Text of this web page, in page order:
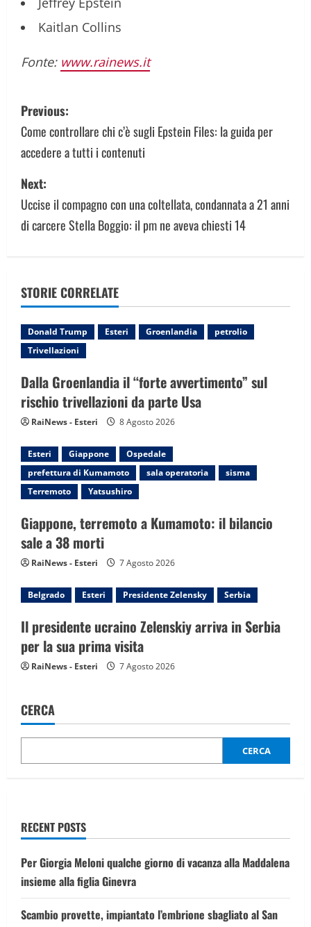
Kaitlan Collins
Fonte: www.rainews.it
P
o
s
t
n
i
g
a
t
i
o
n
Previous:
Come controllare chi c’è sugli Epstein Files: la guida per
accedere a tutti i contenuti
Next:
Uccise il compagno con una coltellata, condannata a 21 anni
di carcere Stella Boggio: il pm ne aveva chiesti 14
STORIE CORRELATE
Donald Trump Esteri Groenlandia
petrolio
Trivellazioni
Dalla Groenlandia il “forte avvertimento” sul
rischio trivellazioni da parte Usa
RaiNews - Esteri 8 Agosto 2026
Esteri Giappone
Ospedale
prefettura di Kumamoto
sala operatoria
sisma
Terremoto
Yatsushiro
Giappone, terremoto a Kumamoto: il bilancio
sale a 38 morti
RaiNews - Esteri 7 Agosto 2026
Belgrado Esteri Presidente Zelensky Serbia
Il presidente ucraino Zelenskiy arriva in Serbia
per la sua prima visita
RaiNews - Esteri 7 Agosto 2026
CERCA
CERCA
RECENT POSTS
Per Giorgia Meloni qualche giorno di vacanza alla Maddalena
insieme alla figlia Ginevra
Scambio provette, impiantato l’embrione sbagliato al San